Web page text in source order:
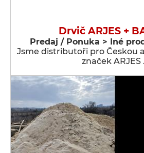
Drvič ARJES +
Predaj / Ponuka > Iné
Jsme distributoři pro Českou
značek ARJES